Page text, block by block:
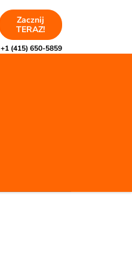
Zacznij
TERAZ!
+1 (415) 650-5859